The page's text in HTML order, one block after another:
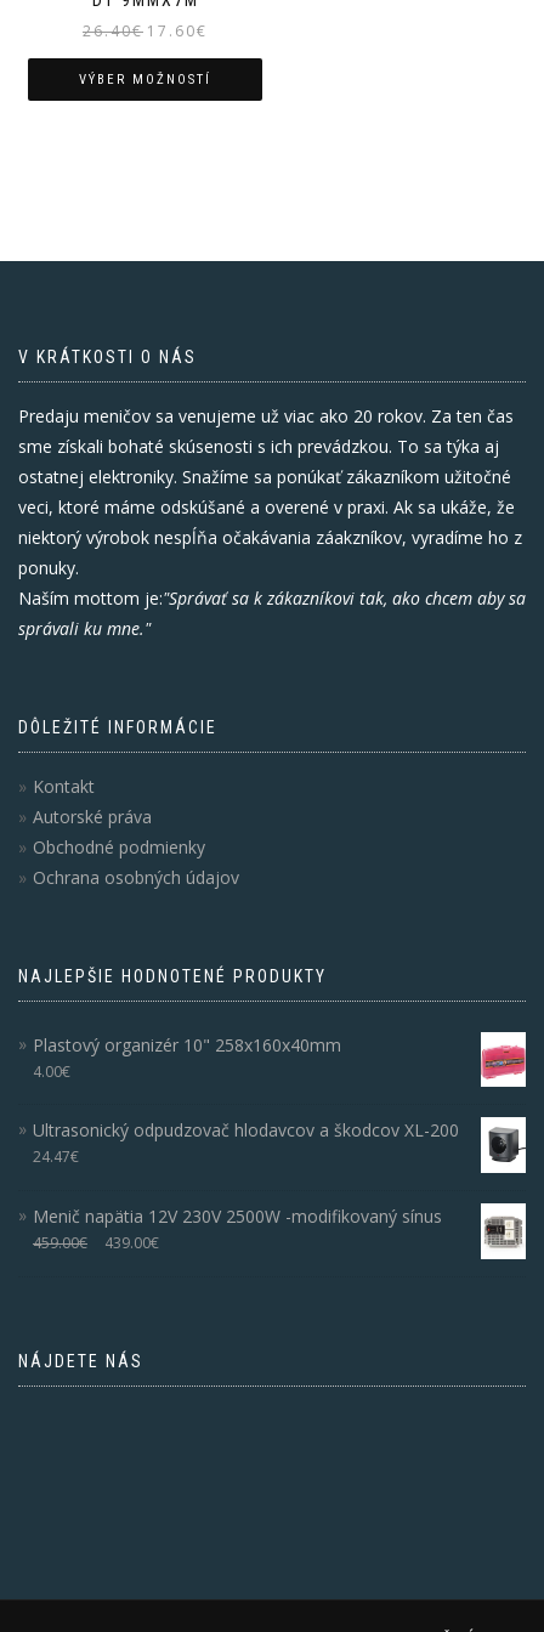
26.40€ Pôvodná
cena
bola:
26.40€.
17.60€
cena
je:
17.60€.
VÝBER MOŽNOSTÍ
na
stránke
V KRÁTKOSTI O NÁS
Predaju meničov sa venujeme už viac ako 20 rokov. Za ten čas
sme získali bohaté skúsenosti s ich prevádzkou. To sa týka aj
ostatnej elektroniky. Snažíme sa ponúkať zákazníkom užitočné
veci, ktoré máme odskúšané a overené v praxi. Ak sa ukáže, že
niektorý výrobok nespĺňa očakávania záakzníkov, vyradíme ho z
ponuky.
Naším mottom je:"Správať sa k zákazníkovi tak, ako chcem aby sa
správali ku mne."
DÔLEŽITÉ INFORMÁCIE
Kontakt
Autorské práva
Obchodné podmienky
Ochrana osobných údajov
NAJLEPŠIE HODNOTENÉ PRODUKTY
Plastový organizér 10" 258x160x40mm
4.00€
Ultrasonický odpudzovač hlodavcov a škodcov XL-200
24.47€
Menič napätia 12V 230V 2500W -modifikovaný sínus
459.00€ 439.00€
NÁJDETE NÁS